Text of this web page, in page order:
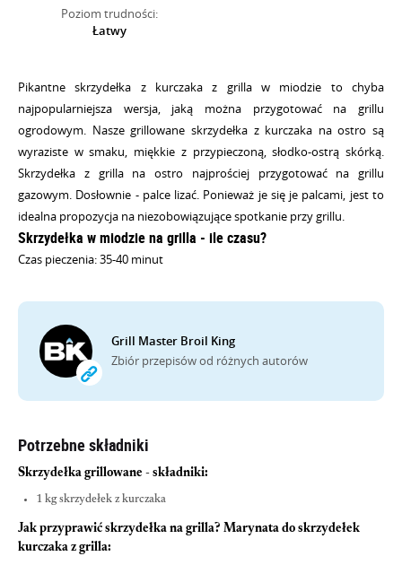
Poziom trudności:
Łatwy
Pikantne skrzydełka z kurczaka z grilla w miodzie to chyba
najpopularniejsza wersja, jaką można przygotować na grillu
ogrodowym. Nasze grillowane skrzydełka z kurczaka na ostro są
wyraziste w smaku, miękkie z przypieczoną, słodko-ostrą skórką.
Skrzydełka z grilla na ostro najprościej przygotować na grillu
gazowym. Dosłownie - palce lizać. Ponieważ je się je palcami, jest to
idealna propozycja na niezobowiązujące spotkanie przy grillu.
Skrzydełka w miodzie na grilla - ile czasu?
Czas pieczenia: 35-40 minut
Grill Master Broil King
Zbiór przepisów od różnych autorów
Potrzebne składniki
Skrzydełka grillowane - składniki:
1 kg skrzydełek z kurczaka
Jak przyprawić skrzydełka na grilla? Marynata do skrzydełek
kurczaka z grilla: